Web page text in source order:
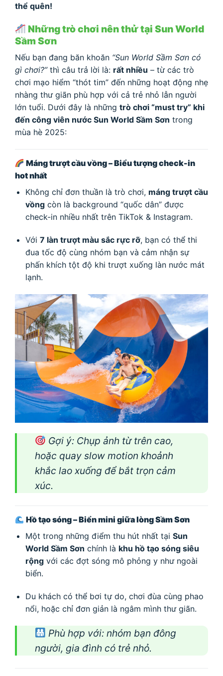
thể quên!
Những trò chơi nên thử tại Sun World
Sầm Sơn
Nếu bạn đang băn khoăn “Sun World Sầm Sơn có
gì chơi?”thì câu trả lời là: rất nhiều – từ các trò
chơi mạo hiểm “thót tim” đến những hoạt động nhẹ
nhàng thư giãn phù hợp với cả trẻ nhỏ lẫn người
lớn tuổi. Dưới đây là những trò chơi “must try” khi
đến công viên nước Sun World Sầm Sơn trong
mùa hè 2025:
Máng trượt cầu vồng – Biểu tượng check-in
hot nhất
Không chỉ đơn thuần là trò chơi, máng trượt cầu
vồngcòn là background “quốc dân” được
check-in nhiều nhất trên TikTok & Instagram.
Với 7 làn trượt màu sắc rực rỡ, bạn có thể thi
đua tốc độ cùng nhóm bạn và cảm nhận sự
phấn khích tột độ khi trượt xuống làn nước mát
lạnh.
Gợi ý: Chụp ảnh từ trên cao,
hoặc quay slow motion khoảnh
khắc lao xuống để bắt trọn cảm
xúc.
Hồ tạo sóng – Biển mini giữa lòng Sầm Sơn
Một trong những điểm thu hút nhất tại Sun
World Sầm Sơn chính là khu hồ tạo sóng siêu
rộngvới các đợt sóng mô phỏng y như ngoài
biển.
Du khách có thể bơi tự do, chơi đùa cùng phao
nổi, hoặc chỉ đơn giản là ngâm mình thư giãn.
Phù hợp với: nhóm bạn đông
người, gia đình có trẻ nhỏ.